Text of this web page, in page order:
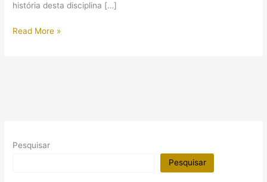
história desta disciplina […]
Um
Read More »
Pesquisar
Pesquisar